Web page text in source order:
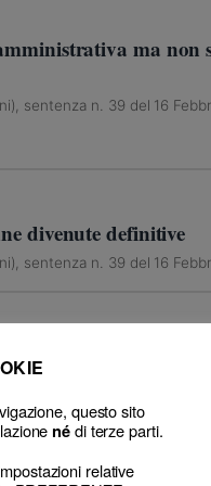
ma non
sentenza n. 39 del 16
divenute definitive
sentenza n. 39 del 16
sentenza n. 39 del 16
questo sito
nédi terze parti.
relative